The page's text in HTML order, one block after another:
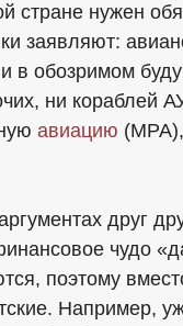
стране нужен
заявляют:
в обозримом
ни кораблей
авиацию (МРА),
друг
чудо
поэтому
Например,